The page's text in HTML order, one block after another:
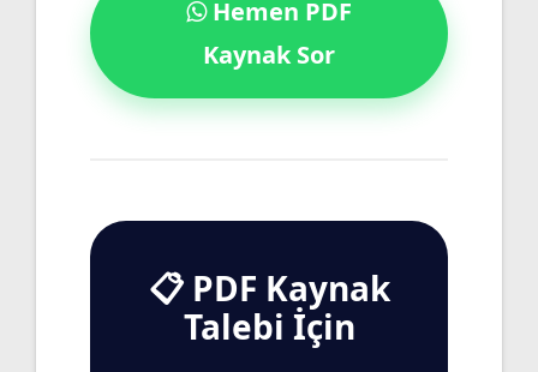
Hemen PDF
Kaynak Sor
📋 PDF Kaynak
Talebi İçin